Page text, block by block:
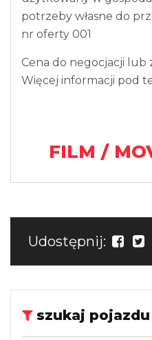
potrzeby własne do
nr oferty 001
Cena do negocjacji lub
Więcej informacji pod
FILM /
Udostępnij:
szukaj pojazdu